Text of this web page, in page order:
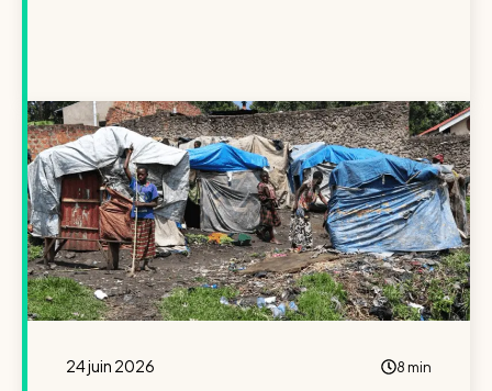
24 juin 2026 8 min